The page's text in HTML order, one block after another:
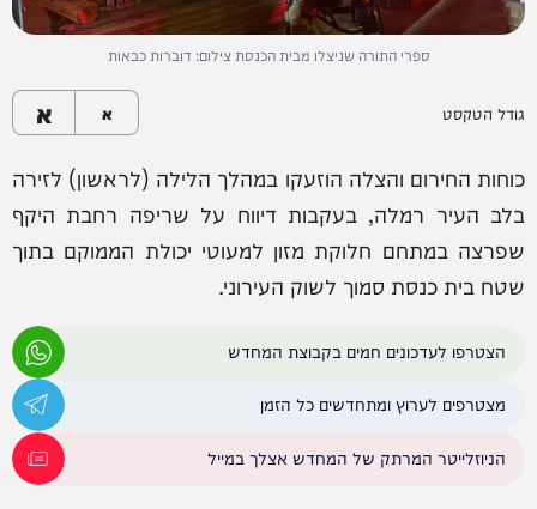
ספרי התורה שניצלו מבית הכנסת צילום: דוברות כבאות
גודל הטקסט א א
כוחות החירום והצלה הוזעקו במהלך הלילה (לראשון) לזירה
בלב העיר רמלה, בעקבות דיווח על שריפה רחבת היקף
שפרצה במתחם חלוקת מזון למעוטי יכולת הממוקם בתוך
שטח בית כנסת סמוך לשוק העירוני.
הצטרפו לעדכונים חמים בקבוצת המחדש
מצטרפים לערוץ ומתחדשים כל הזמן
הניוזלייטר המרתק של המחדש אצלך במייל